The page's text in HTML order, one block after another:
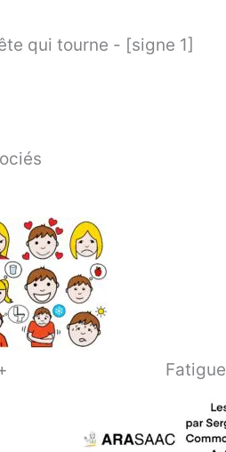
qui tourne - [signe 1]
Fatigue